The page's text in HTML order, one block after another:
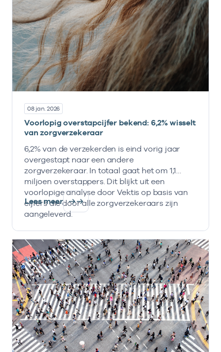
08 jan. 2026
Voorlopig overstapcijfer bekend: 6,2% wisselt
van zorgverzekeraar
6,2% van de verzekerden is eind vorig jaar
overgestapt naar een andere
zorgverzekeraar. In totaal gaat het om 1,1
miljoen overstappers. Dit blijkt uit een
voorlopige analyse door Vektis op basis van
cijfers die door alle zorgverzekeraars zijn
aangeleverd.
Lees meer